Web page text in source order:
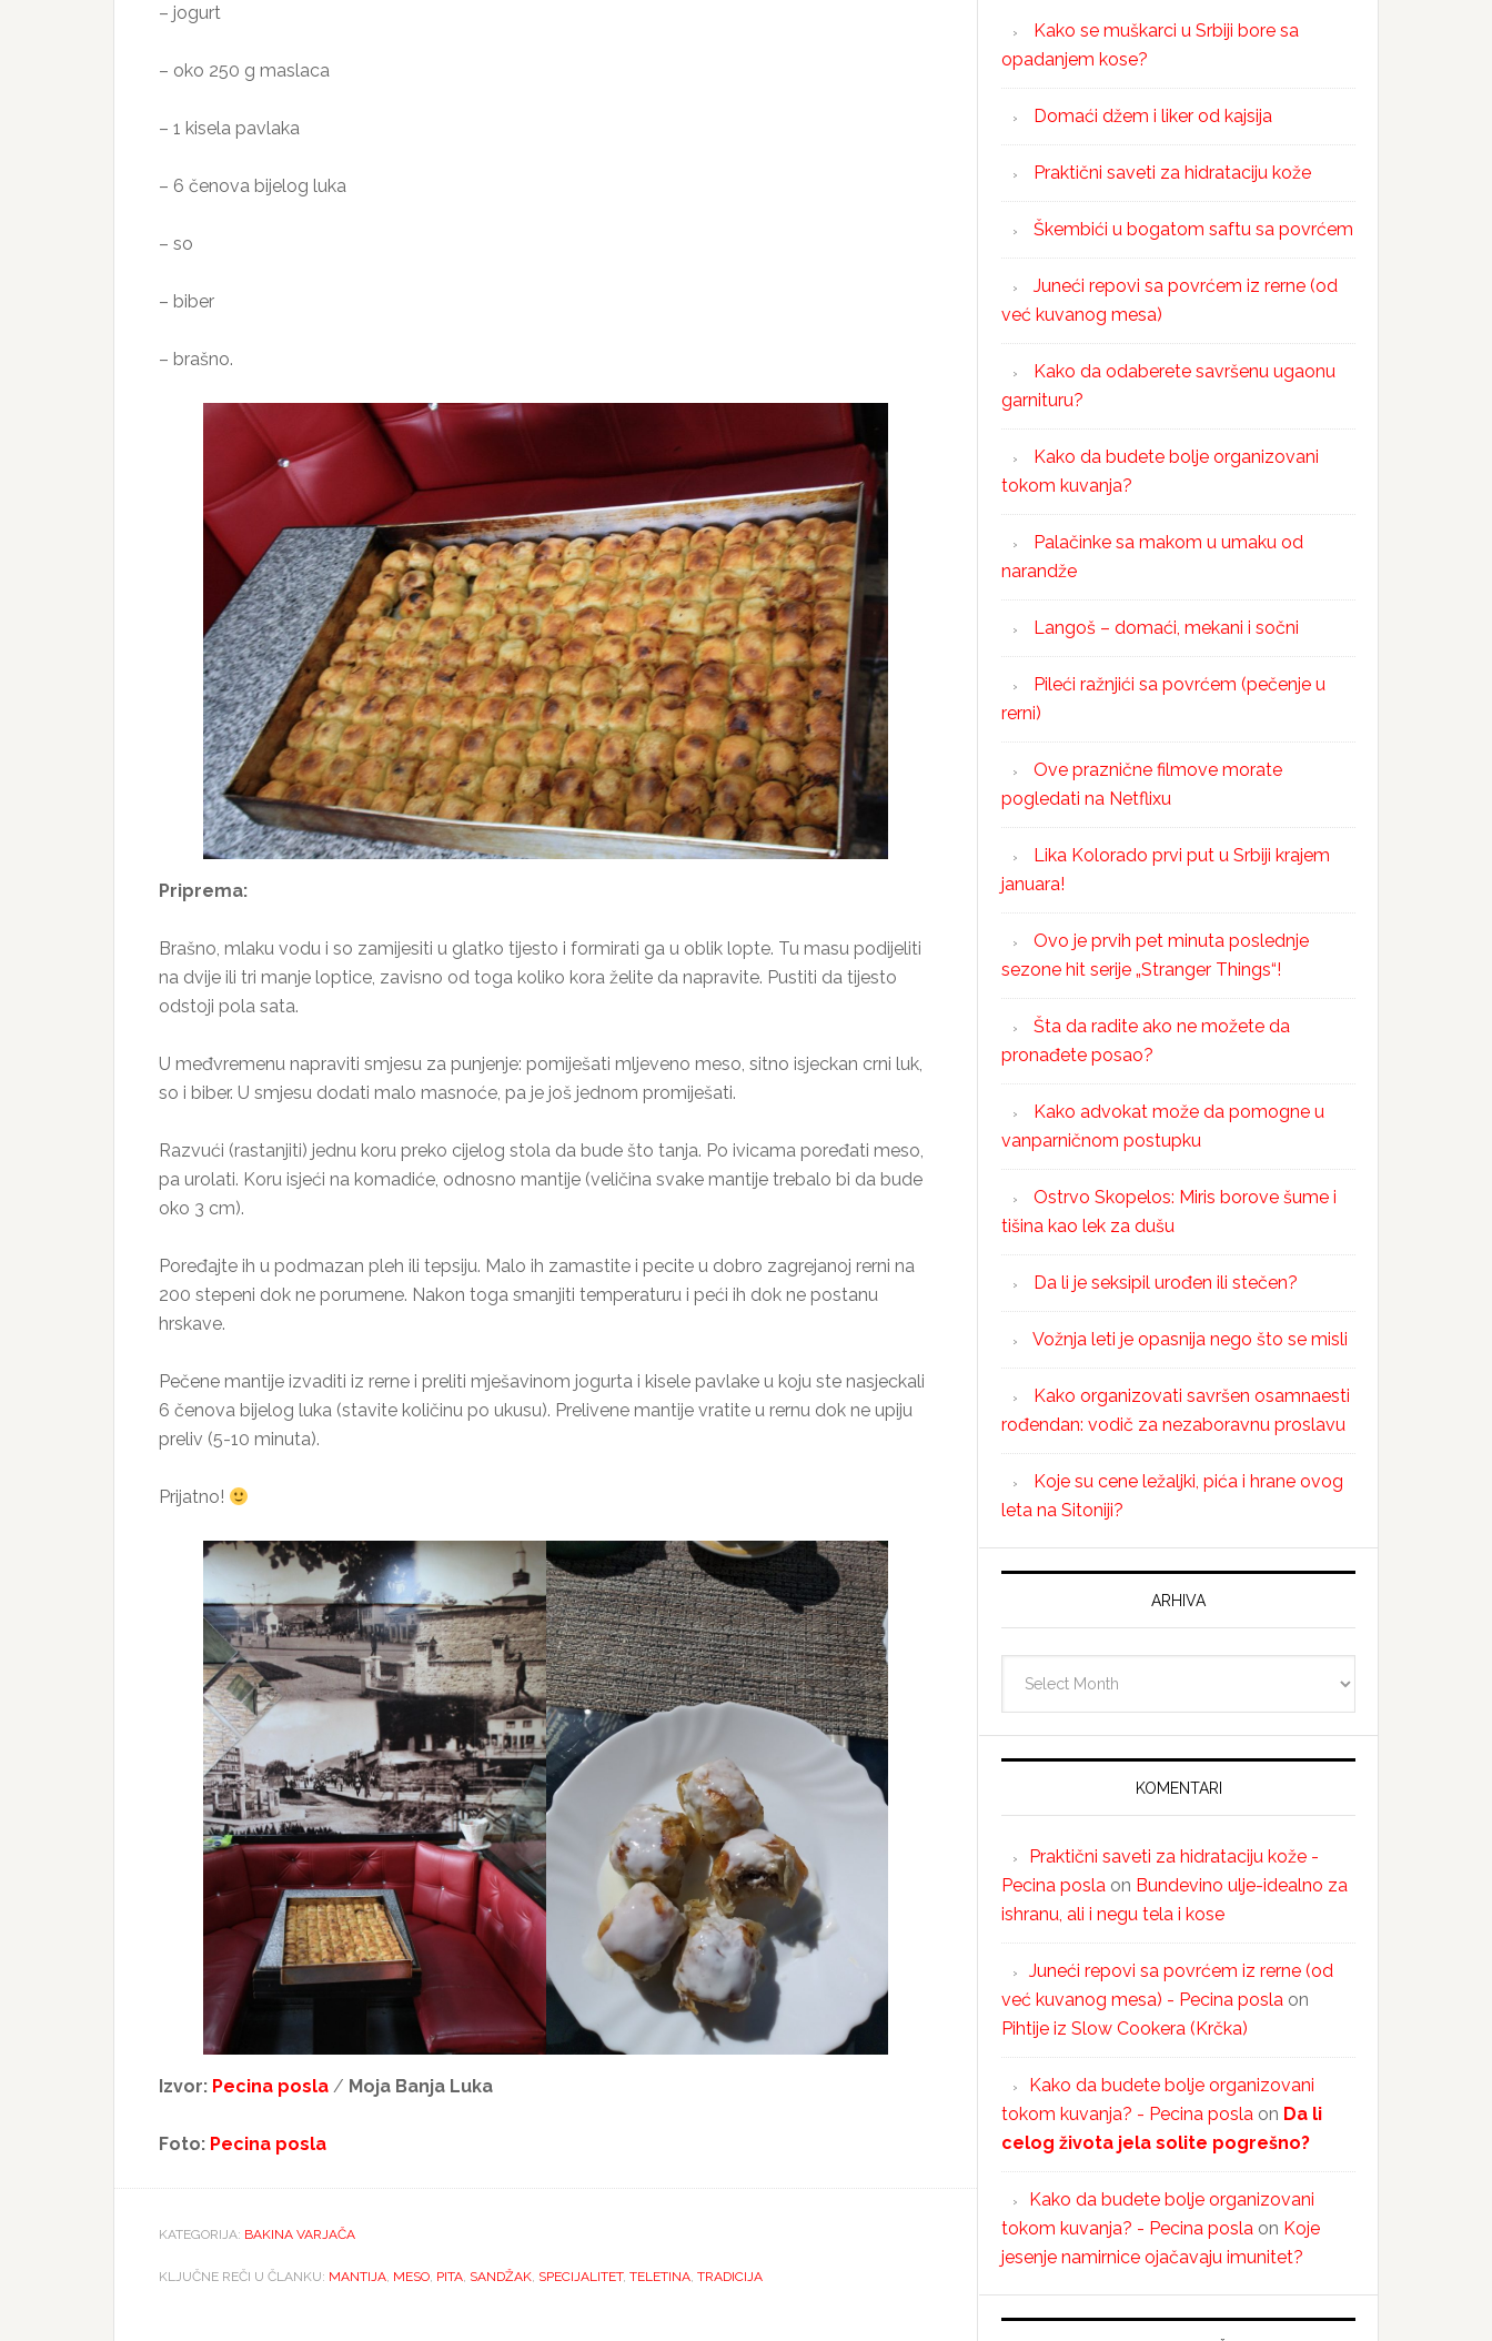
– jogurt
– oko 250 g maslaca
– 1 kisela pavlaka
– 6 čenova bijelog luka
– so
– biber
– brašno.
Priprema:
Brašno, mlaku vodu i so zamijesiti u glatko tijesto i formirati ga u oblik lopte. Tu masu podijeliti
na dvije ili tri manje loptice, zavisno od toga koliko kora želite da napravite. Pustiti da tijesto
odstoji pola sata.
U međvremenu napraviti smjesu za punjenje: pomiješati mljeveno meso, sitno isjeckan crni luk,
so i biber. U smjesu dodati malo masnoće, pa je još jednom promiješati.
Razvući (rastanjiti) jednu koru preko cijelog stola da bude što tanja. Po ivicama poređati meso,
pa urolati. Koru isjeći na komadiće, odnosno mantije (veličina svake mantije trebalo bi da bude
oko 3 cm).
Poređajte ih u podmazan pleh ili tepsiju. Malo ih zamastite i pecite u dobro zagrejanoj rerni na
200 stepeni dok ne porumene. Nakon toga smanjiti temperaturu i peći ih dok ne postanu
hrskave.
Pečene mantije izvaditi iz rerne i preliti mješavinom jogurta i kisele pavlake u koju ste nasjeckali
6 čenova bijelog luka (stavite količinu po ukusu). Prelivene mantije vratite u rernu dok ne upiju
preliv (5-10 minuta).
Prijatno!
Izvor: Pecina posla / Moja Banja Luka
Foto: Pecina posla
KATEGORIJA: BAKINA VARJAČA
KLJUČNE REČI U ČLANKU: MANTIJA MESO PITA SANDŽAK SPECIJALITET, TELETINA TRADICIJA
Kako se muškarci u Srbiji bore sa
opadanjem kose?
Domaći džem i liker od kajsija
Praktični saveti za hidrataciju kože
Škembići u bogatom saftu sa povrćem
Juneći repovi sa povrćem iz rerne (od
već kuvanog mesa)
Kako da odaberete savršenu ugaonu
garnituru?
Kako da budete bolje organizovani
tokom kuvanja?
Palačinke sa makom u umaku od
narandže
Langoš – domaći, mekani i sočni
Pileći ražnjići sa povrćem (pečenje u
rerni)
Ove praznične filmove morate
pogledati na Netflixu
Lika Kolorado prvi put u Srbiji krajem
januara!
Ovo je prvih pet minuta poslednje
sezone hit serije „Stranger Things“!
Šta da radite ako ne možete da
pronađete posao?
Kako advokat može da pomogne u
vanparničnom postupku
Ostrvo Skopelos: Miris borove šume i
tišina kao lek za dušu
Da li je seksipil urođen ili stečen?
Vožnja leti je opasnija nego što se misli
Kako organizovati savršen osamnaesti
rođendan: vodič za nezaboravnu proslavu
Koje su cene ležaljki, pića i hrane ovog
leta na Sitoniji?
ARHIVA
KOMENTARI
Praktični saveti za hidrataciju kože -
Pecina posla on Bundevino ulje-idealno za
ishranu, ali i negu tela i kose
Juneći repovi sa povrćem iz rerne (od
već kuvanog mesa) - Pecina posla on
Pihtije iz Slow Cookera (Krčka)
Kako da budete bolje organizovani
tokom kuvanja? - Pecina posla on Da li
celog života jela solite pogrešno?
Kako da budete bolje organizovani
tokom kuvanja? - Pecina posla on Koje
jesenje namirnice ojačavaju imunitet?